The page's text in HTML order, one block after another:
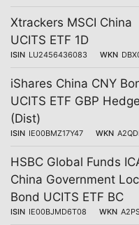
Xtrackers MSCI China
UCITS ETF 1D
ISIN LU2456436083 WKN
iShares China CNY
UCITS ETF GBP
(Dist)
ISIN IE00BMZ17Y47 WKN
HSBC Global Funds
China Government
Bond UCITS ETF BC
ISIN IE00BJMD6T08 WKN